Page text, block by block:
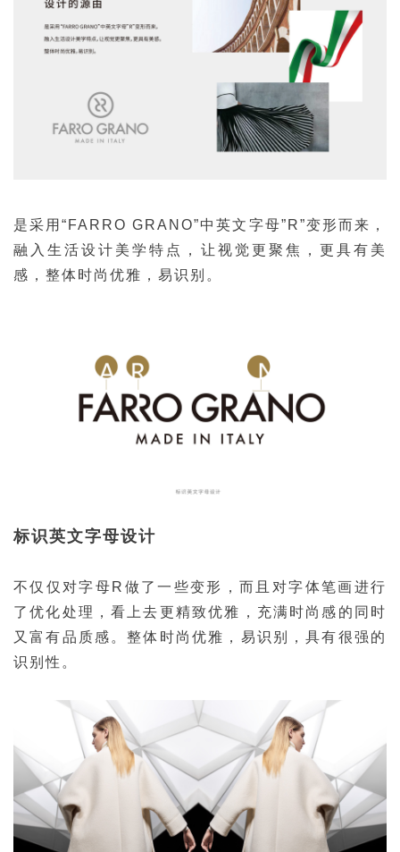
是采用“FARRO GRANO”中英文字母”R”变形而来，
融入生活设计美学特点， 让视觉更聚焦，更具有美
感， 整体时尚优雅，易识别。
标识英文字母设计
不仅仅对字母R做了一些变形，而且对字体笔画进行
了优化处理，看上去更精致优雅， 充满时尚感的同时
又富有品质感。整体时尚优雅，易识别，具有很强的
识别性。